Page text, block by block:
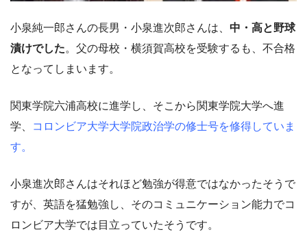
小泉純一郎さんの長男・小泉進次郎さんは、 中・高と野球
漬けでした。父の母校・横須賀高校を受験するも、不合格
となってしまいます。
関東学院六浦高校に進学し、そこから関東学院大学へ進
学、
コロンビア大学大学院政治学の修士号を修得していま
す。
小泉進次郎さんはそれほど勉強が得意ではなかったそうで
すが、英語を猛勉強し、そのコミュニケーション能力でコ
ロンビア大学では目立っていたそうです。